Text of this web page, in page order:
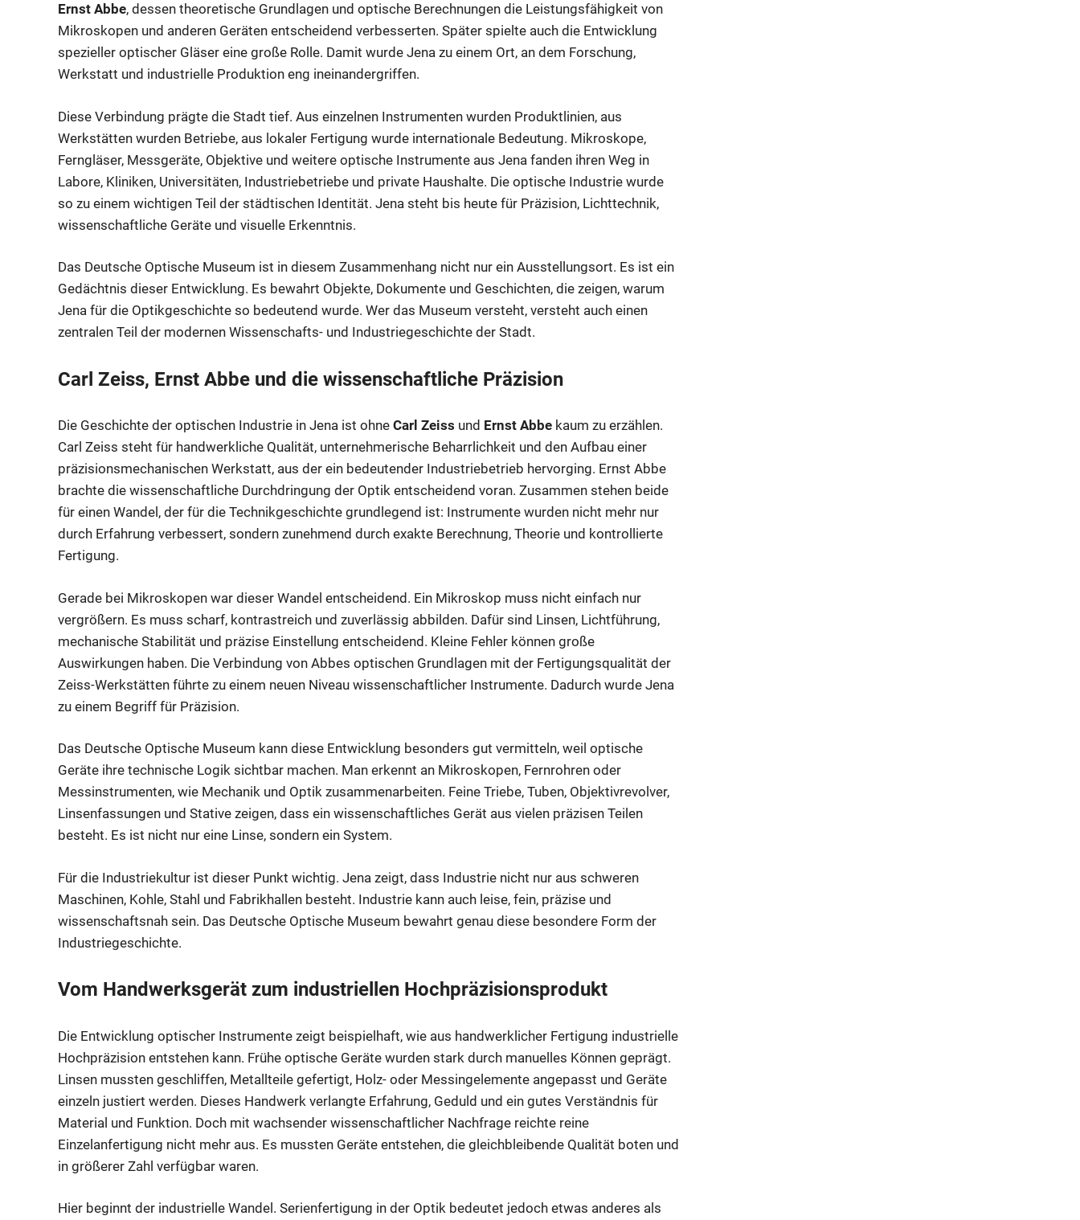
Ernst Abbe, dessen theoretische Grundlagen und optische Berechnungen die Leistungsfähigkeit von
Mikroskopen und anderen Geräten entscheidend verbesserten. Später spielte auch die Entwicklung
spezieller optischer Gläser eine große Rolle. Damit wurde Jena zu einem Ort, an dem Forschung,
Werkstatt und industrielle Produktion eng ineinandergriffen.
Diese Verbindung prägte die Stadt tief. Aus einzelnen Instrumenten wurden Produktlinien, aus
Werkstätten wurden Betriebe, aus lokaler Fertigung wurde internationale Bedeutung. Mikroskope,
Ferngläser, Messgeräte, Objektive und weitere optische Instrumente aus Jena fanden ihren Weg in
Labore, Kliniken, Universitäten, Industriebetriebe und private Haushalte. Die optische Industrie wurde
so zu einem wichtigen Teil der städtischen Identität. Jena steht bis heute für Präzision, Lichttechnik,
wissenschaftliche Geräte und visuelle Erkenntnis.
Das Deutsche Optische Museum ist in diesem Zusammenhang nicht nur ein Ausstellungsort. Es ist ein
Gedächtnis dieser Entwicklung. Es bewahrt Objekte, Dokumente und Geschichten, die zeigen, warum
Jena für die Optikgeschichte so bedeutend wurde. Wer das Museum versteht, versteht auch einen
zentralen Teil der modernen Wissenschafts- und Industriegeschichte der Stadt.
Carl Zeiss, Ernst Abbe und die wissenschaftliche Präzision
Die Geschichte der optischen Industrie in Jena ist ohne Carl Zeiss und Ernst Abbe kaum zu erzählen.
Carl Zeiss steht für handwerkliche Qualität, unternehmerische Beharrlichkeit und den Aufbau einer
präzisionsmechanischen Werkstatt, aus der ein bedeutender Industriebetrieb hervorging. Ernst Abbe
brachte die wissenschaftliche Durchdringung der Optik entscheidend voran. Zusammen stehen beide
für einen Wandel, der für die Technikgeschichte grundlegend ist: Instrumente wurden nicht mehr nur
durch Erfahrung verbessert, sondern zunehmend durch exakte Berechnung, Theorie und kontrollierte
Fertigung.
Gerade bei Mikroskopen war dieser Wandel entscheidend. Ein Mikroskop muss nicht einfach nur
vergrößern. Es muss scharf, kontrastreich und zuverlässig abbilden. Dafür sind Linsen, Lichtführung,
mechanische Stabilität und präzise Einstellung entscheidend. Kleine Fehler können große
Auswirkungen haben. Die Verbindung von Abbes optischen Grundlagen mit der Fertigungsqualität der
Zeiss-Werkstätten führte zu einem neuen Niveau wissenschaftlicher Instrumente. Dadurch wurde Jena
zu einem Begriff für Präzision.
Das Deutsche Optische Museum kann diese Entwicklung besonders gut vermitteln, weil optische
Geräte ihre technische Logik sichtbar machen. Man erkennt an Mikroskopen, Fernrohren oder
Messinstrumenten, wie Mechanik und Optik zusammenarbeiten. Feine Triebe, Tuben, Objektivrevolver,
Linsenfassungen und Stative zeigen, dass ein wissenschaftliches Gerät aus vielen präzisen Teilen
besteht. Es ist nicht nur eine Linse, sondern ein System.
Für die Industriekultur ist dieser Punkt wichtig. Jena zeigt, dass Industrie nicht nur aus schweren
Maschinen, Kohle, Stahl und Fabrikhallen besteht. Industrie kann auch leise, fein, präzise und
wissenschaftsnah sein. Das Deutsche Optische Museum bewahrt genau diese besondere Form der
Industriegeschichte.
Vom Handwerksgerät zum industriellen Hochpräzisionsprodukt
Die Entwicklung optischer Instrumente zeigt beispielhaft, wie aus handwerklicher Fertigung industrielle
Hochpräzision entstehen kann. Frühe optische Geräte wurden stark durch manuelles Können geprägt.
Linsen mussten geschliffen, Metallteile gefertigt, Holz- oder Messingelemente angepasst und Geräte
einzeln justiert werden. Dieses Handwerk verlangte Erfahrung, Geduld und ein gutes Verständnis für
Material und Funktion. Doch mit wachsender wissenschaftlicher Nachfrage reichte reine
Einzelanfertigung nicht mehr aus. Es mussten Geräte entstehen, die gleichbleibende Qualität boten und
in größerer Zahl verfügbar waren.
Hier beginnt der industrielle Wandel. Serienfertigung in der Optik bedeutet jedoch etwas anderes als